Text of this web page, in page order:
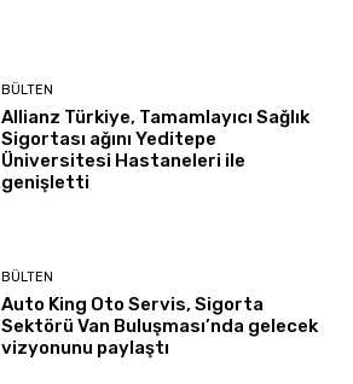
BÜLTEN
Allianz Türkiye, Tamamlayıcı Sağlık
Sigortası ağını Yeditepe
Üniversitesi Hastaneleri ile
genişletti
BÜLTEN
Auto King Oto Servis, Sigorta
Sektörü Van Buluşması’nda gelecek
vizyonunu paylaştı